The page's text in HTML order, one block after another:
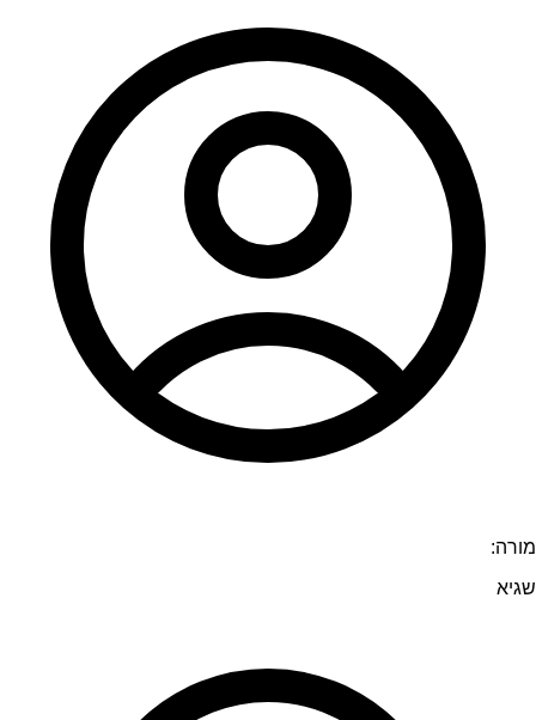
מורה:
שגיא